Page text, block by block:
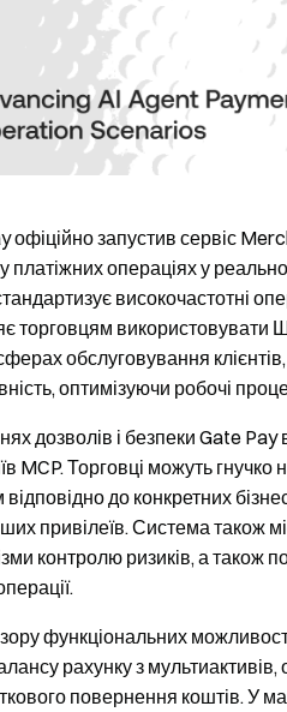
офіційно запустив сервіс
у платіжних операціях у
високочастотні
торговцям використовувати
обслуговування
оптимізуючи робочі
дозволів і безпеки Gate
MCP. Торговці можуть
відповідно до конкретних
привілеїв. Система також
контролю ризиків, а також
функціональних
рахунку з
повернення коштів. У